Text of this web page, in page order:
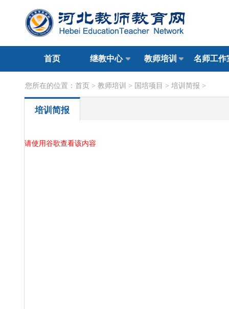
首页 继教中心 教师培训 名师工作
您所在的位置： 首页 > 教师培训 > 国培项目 > 培训简报 >
培训简报
请使用谷歌查看该内容